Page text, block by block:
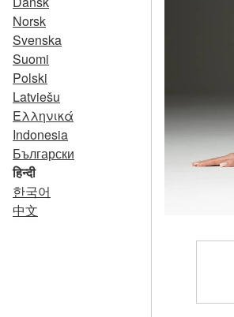
Norsk
Svenska
Suomi
Polski
Latviešu
Ελληνικά
Indonesia
Български
हिन्दी
한국어
中文